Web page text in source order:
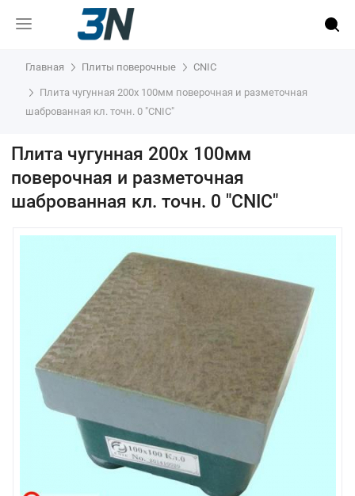
Главная Плиты поверочные CNIC
Плита чугунная 200х 100мм поверочная и разметочная
шаброванная кл. точн. 0 "CNIC"
Плита чугунная 200х 100мм
поверочная и разметочная
шаброванная кл. точн. 0 "CNIC"